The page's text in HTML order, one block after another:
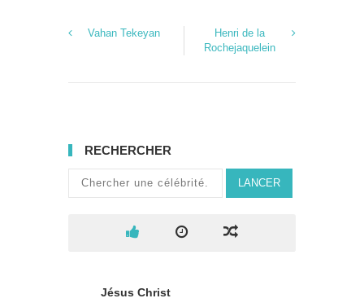
Vahan Tekeyan
Henri de la
Rochejaquelein
RECHERCHER
LANCER
Jésus Christ